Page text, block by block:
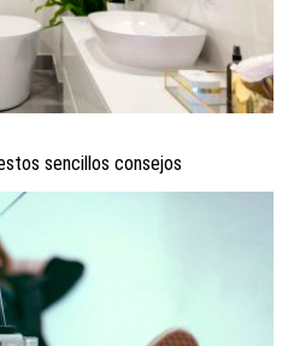
sencillos consejos